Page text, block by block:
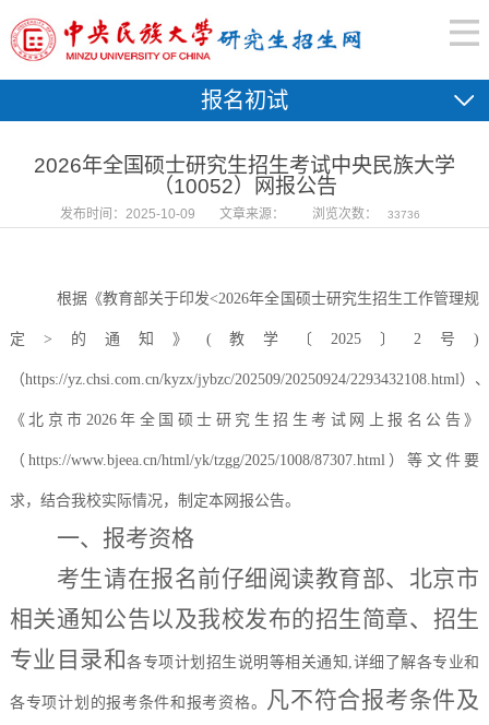
报名初试
2026年全国硕士研究生招生考试中央民族大学
（10052）网报公告
发布时间：2025-10-09 文章来源： 浏览次数： 33736
根据《教育部关于印发<2026年全国硕士研究生招生工作管理规
定>的通知》(教学〔2025〕2号)
（https://yz.chsi.com.cn/kyzx/jybzc/202509/20250924/2293432108.html）、
《北京市2026年全国硕士研究生招生考试网上报名公告》
（https://www.bjeea.cn/html/yk/tzgg/2025/1008/87307.html）等文件要
求，结合我校实际情况，制定本网报公告。
一、报考资格
考生请在报名前仔细阅读教育部、北京市
相关通知公告以及我校发布的招生简章、招生
专业目录和各专项计划招生说明等相关通知 ,详细了解各专业和
各专项计划的报考条件和报考资格。
凡不符合报考条件及